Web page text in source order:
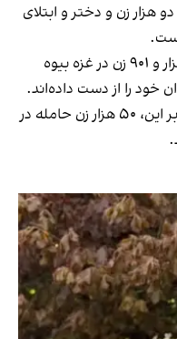
زن و دختر و ابتلای
برساس این اطلاعات، همچنین ۱۳ هزار و ۹۰۱ زن در غزه بیوه
به گفته مقام‌های فلسطینی، علاوه بر این، ۵۰ هزار زن حامله در